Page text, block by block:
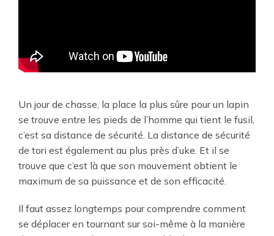
Un jour de chasse, la place la plus sûre pour un lapin
se trouve entre les pieds de l’homme qui tient le fusil,
c’est sa distance de sécurité. La distance de sécurité
de tori est également au plus près d’uke. Et il se
trouve que c’est là que son mouvement obtient le
maximum de sa puissance et de son efficacité.
Il faut assez longtemps pour comprendre comment
se déplacer en tournant sur soi-même à la manière